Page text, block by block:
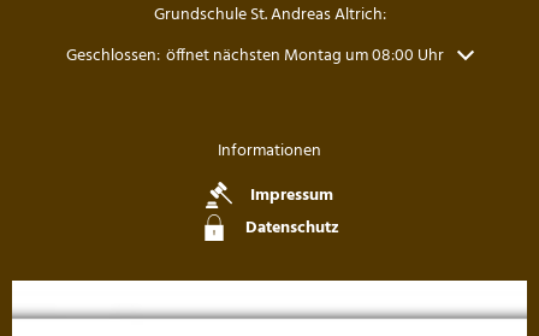
Sportfest der Grundschule St. Andreas Altrich
Der amtierende Vizeweltmeister im
Kreissportfest 2026
Grundschule St. Andreas Altrich:
Klicken, um weitere Öffnungs- oder Schließzeiten auszublenden
Geschlossen: öffnet nächsten Montag um 08:00 Uhr
Informationen
Impressum
Datenschutz